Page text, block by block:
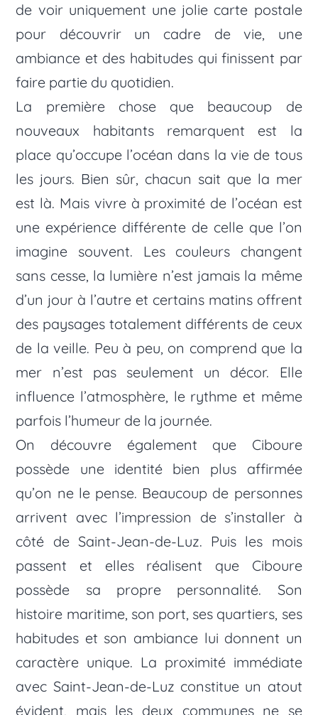
de voir uniquement une jolie carte postale
pour découvrir un cadre de vie, une
ambiance et des habitudes qui finissent par
faire partie du quotidien.
La première chose que beaucoup de
nouveaux habitants remarquent est la
place qu’occupe l’océan dans la vie de tous
les jours. Bien sûr, chacun sait que la mer
est là. Mais vivre à proximité de l’océan est
une expérience différente de celle que l’on
imagine souvent. Les couleurs changent
sans cesse, la lumière n’est jamais la même
d’un jour à l’autre et certains matins offrent
des paysages totalement différents de ceux
de la veille. Peu à peu, on comprend que la
mer n’est pas seulement un décor. Elle
influence l’atmosphère, le rythme et même
parfois l’humeur de la journée.
On découvre également que Ciboure
possède une identité bien plus affirmée
qu’on ne le pense. Beaucoup de personnes
arrivent avec l’impression de s’installer à
côté de Saint-Jean-de-Luz. Puis les mois
passent et elles réalisent que Ciboure
possède sa propre personnalité. Son
histoire maritime, son port, ses quartiers, ses
habitudes et son ambiance lui donnent un
caractère unique. La proximité immédiate
avec Saint-Jean-de-Luz constitue un atout
évident, mais les deux communes ne se